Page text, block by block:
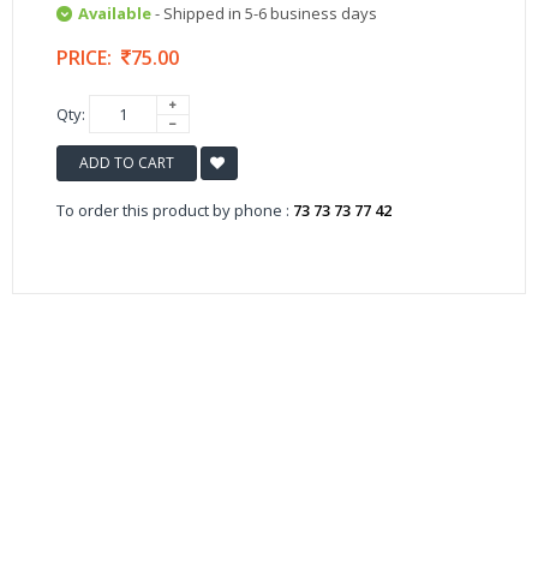
Available- Shipped in 5-6 business days
PRICE: 75.00
Qty:
ADD TO CART
To order this product by phone : 73 73 73 77 42